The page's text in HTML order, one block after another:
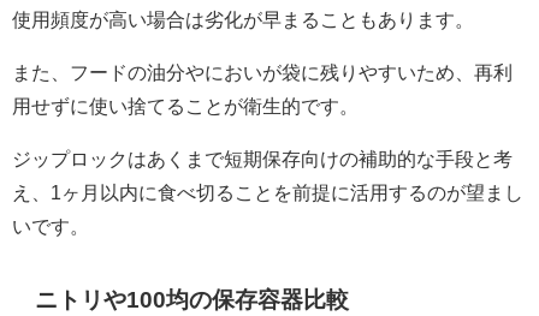
使用頻度が高い場合は劣化が早まることもあります。
また、フードの油分やにおいが袋に残りやすいため、再利
用せずに使い捨てることが衛生的です。
ジップロックはあくまで短期保存向けの補助的な手段と考
え、1ヶ月以内に食べ切ることを前提に活用するのが望まし
いです。
ニトリや100均の保存容器比較